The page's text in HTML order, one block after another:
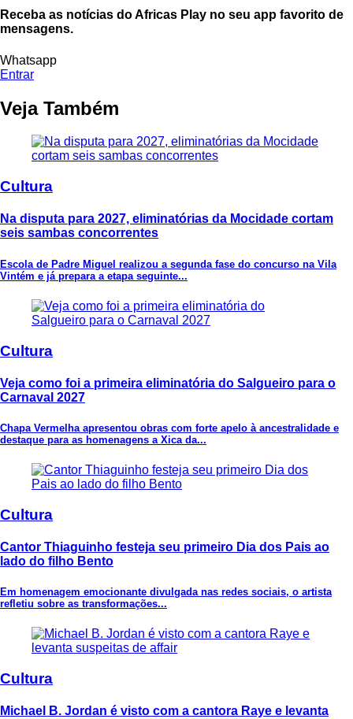
Receba as notícias do Africas Play no seu app favorito de
mensagens.
Whatsapp
Entrar
Veja Também
Cultura
Na disputa para 2027, eliminatórias da Mocidade cortam
seis sambas concorrentes
Escola de Padre Miguel realizou a segunda fase do concurso na Vila
Vintém e já prepara a etapa seguinte...
Cultura
Veja como foi a primeira eliminatória do Salgueiro para o
Carnaval 2027
Chapa Vermelha apresentou obras com forte apelo à ancestralidade e
destaque para as homenagens a Xica da...
Cultura
Cantor Thiaguinho festeja seu primeiro Dia dos Pais ao
lado do filho Bento
Em homenagem emocionante divulgada nas redes sociais, o artista
refletiu sobre as transformações...
Cultura
Michael B. Jordan é visto com a cantora Raye e levanta